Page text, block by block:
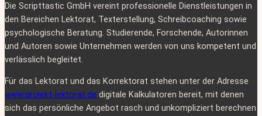
Die Scripttastic GmbH vereint professionelle Dienstleistungen in
den Bereichen Lektorat, Texterstellung, Schreibcoaching sowie
psychologische Beratung. Studierende, Forschende, Autorinnen
und Autoren sowie Unternehmen werden von uns kompetent und
verlässlich begleitet.
Für das Lektorat und das Korrektorat stehen unter der Adresse
www.projekt-lektorat.de digitale Kalkulatoren bereit, mit denen
sich das persönliche Angebot rasch und unkompliziert berechnen